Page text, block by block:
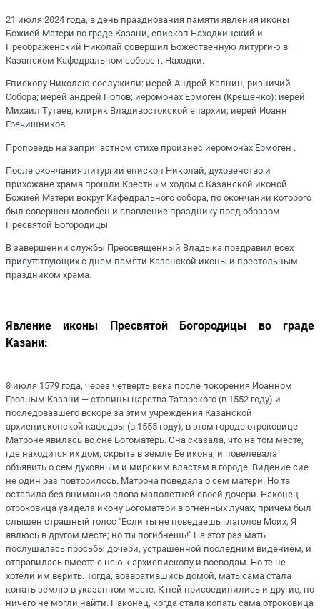
21 июля 2024 года, в день празднования памяти явления иконы
Божией Матери во граде Казани, епископ Находкинский и
Преображенский Николай совершил Божественную литургию в
Казанском Кафедральном соборе г. Находки.
Епископу Николаю сослужили: иерей Андрей Калнин, ризничий
Собора; иерей андрей Попов; иеромонах Ермоген (Крещенко): иерей
Михаил Тутаев, клирик Владивостокской епархии; иерей Иоанн
Гречишников.
Проповедь на запричастном стихе произнес иеромонах Ермоген .
После окончания литургии епископ Николай, духовенство и
прихожане храма прошли Крестным ходом с Казанской иконой
Божией Матери вокруг Кафедрального собора, по окончании которого
был совершен молебен и славление празднику пред образом
Пресвятой Богородицы.
В завершении службы Преосвященный Владыка поздравил всех
присутствующих с днем памяти Казанской иконы и престольным
праздником храма.
Явление иконы Пресвятой Богородицы во граде
Казани:
8 июля 1579 года, через четверть века после покорения Иоанном
Грозным Казани — столицы царства Татарского (в 1552 году) и
последовавшего вскоре за этим учреждения Казанской
архиепископской кафедры (в 1555 году), в этом городе отроковице
Матроне явилась во сне Богоматерь. Она сказала, что на том месте,
где находится их дом, скрыта в земле Ее икона, и повелевала
объявить о сем духовным и мирским властям в городе. Видение сие
не один раз повторилось. Матрона поведала о сем матери. Но та
оставила без внимания слова малолетней своей дочери. Наконец
отроковица увидела икону Богоматери в огненных лучах, причем был
слышен страшный голос "Если ты не поведаешь глаголов Моих, Я
явлюсь в другом месте; но ты погибнешь!" На этот раз мать
послушалась просьбы дочери, устрашенной последним видением, и
отправилась вместе с нею к архиепископу и воеводам. Но те не
хотели им верить. Тогда, возвратившись домой, мать сама стала
копать землю в указанном месте. К ней присоединились и другие, но
ничего не могли найти. Наконец, когда стала копать сама отроковица